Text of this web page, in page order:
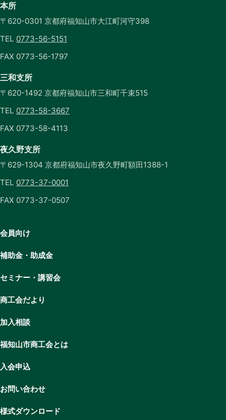
本所
〒620-0301 京都府福知山市大江町河守398
TEL 0773-56-5151
FAX 0773-56-1797
三和支所
〒620-1492 京都府福知山市三和町千束515
TEL 0773-58-3667
FAX 0773-58-4113
夜久野支所
〒629-1304 京都府福知山市夜久野町額田1388-1
TEL 0773-37-0001
FAX 0773-37-0507
会員向け
補助金・助成金
セミナー・講習会
商工会だより
加入相談
福知山市商工会とは
入会申込
お問い合わせ
様式ダウンロード